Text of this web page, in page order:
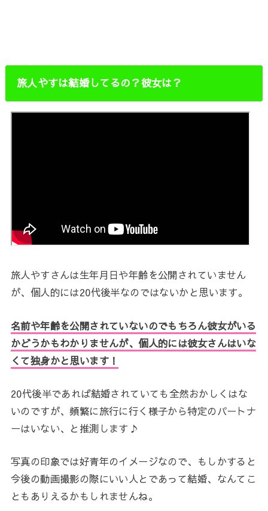
旅人やすは結婚してるの？彼女は？
旅人やすさんは生年月日や年齢を公開されていません
が、個人的には20代後半なのではないかと思います。
名前や年齢を公開されていないのでもちろん彼女がいる
かどうかもわかりませんが、個人的には彼女さんはいな
くて独身かと思います！
20代後半であれば結婚されていても全然おかしくはな
いのですが、頻繁に旅行に行く様子から特定のパートナ
ーはいない、と推測します♪
写真の印象では好青年のイメージなので、もしかすると
今後の動画撮影の際にいい人とであって結婚、なんてこ
ともありえるかもしれませんね。